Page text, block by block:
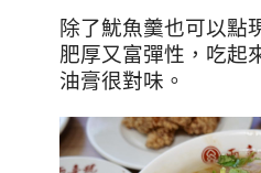
除了魷魚羹也可以點
肥厚又富彈性，吃起
油膏很對味。